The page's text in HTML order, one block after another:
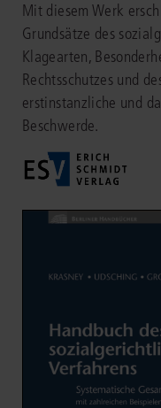
Mit diesem Werk
Grundsätze des
Klagearten,
Rechtsschutzes und
erstinstanzliche und
Beschwerde.